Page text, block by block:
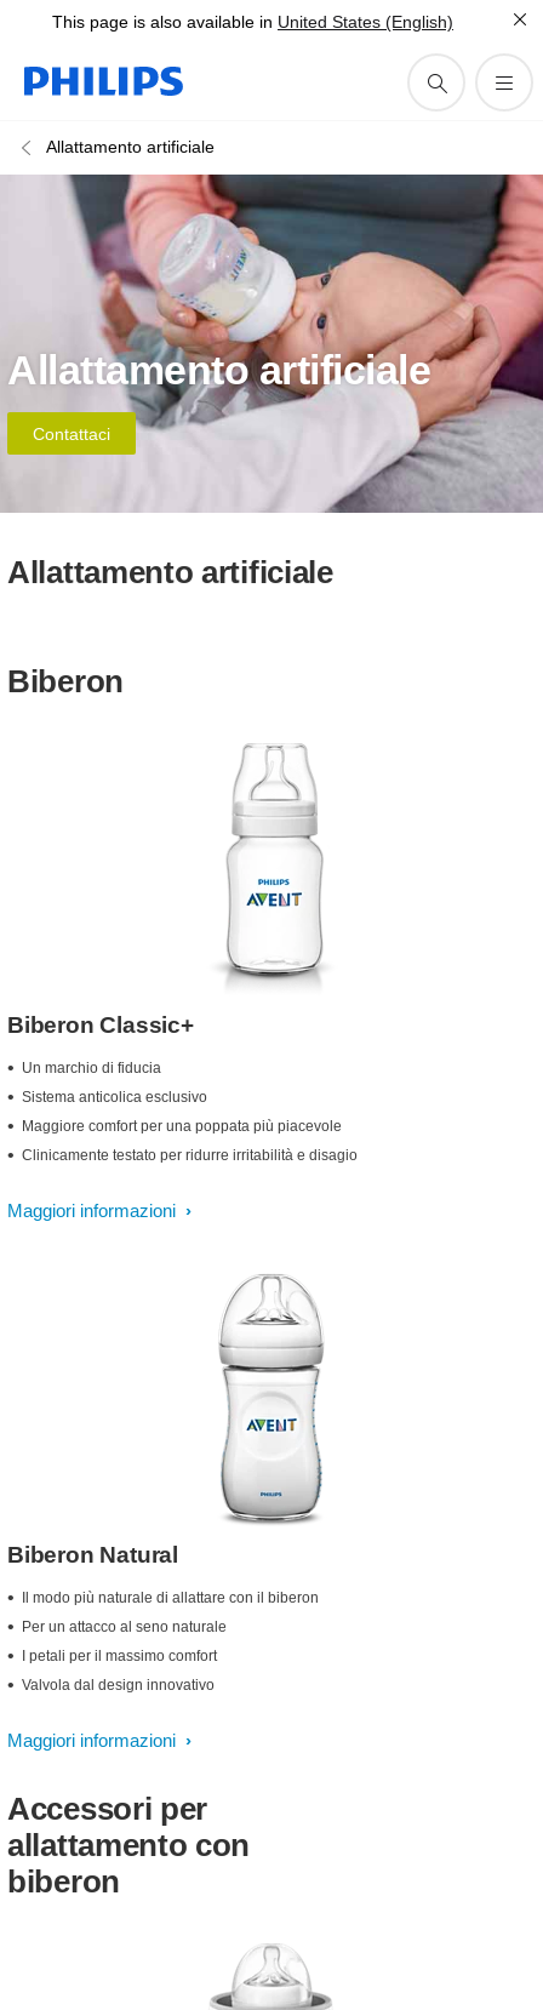
This page is also available in United States (English)
Allattamento artificiale
Allattamento artificiale
Contattaci
Allattamento artificiale
Biberon
Biberon Classic+
Un marchio di fiducia
Sistema anticolica esclusivo
Maggiore comfort per una poppata più piacevole
Clinicamente testato per ridurre irritabilità e disagio
Maggiori informazioni
Biberon Natural
Il modo più naturale di allattare con il biberon
Per un attacco al seno naturale
I petali per il massimo comfort
Valvola dal design innovativo
Maggiori informazioni
Accessori per
allattamento con
biberon